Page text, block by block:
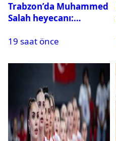
Trabzon’da Muhammed
Salah heyecanı:
tükeniyor
19 saat önce